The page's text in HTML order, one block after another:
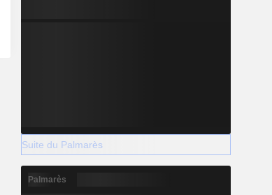
Suite du Palmarès
Palmarès